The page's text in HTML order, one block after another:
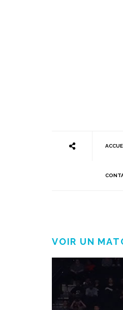
VOIR UN